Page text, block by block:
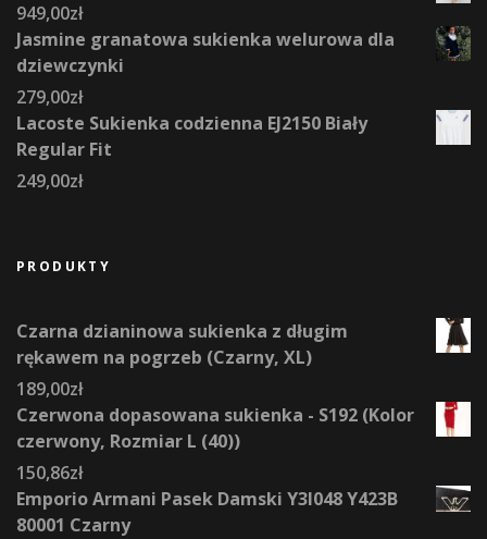
949,00zł
Jasmine granatowa sukienka welurowa dla
dziewczynki
279,00zł
Lacoste Sukienka codzienna EJ2150 Biały
Regular Fit
249,00zł
PRODUKTY
Czarna dzianinowa sukienka z długim
rękawem na pogrzeb (Czarny, XL)
189,00zł
Czerwona dopasowana sukienka - S192 (Kolor
czerwony, Rozmiar L (40))
150,86zł
Emporio Armani Pasek Damski Y3I048 Y423B
80001 Czarny